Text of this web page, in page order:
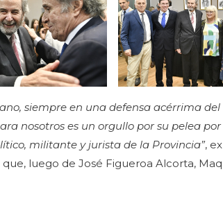
siempre en una defensa acérrima
nosotros es un orgullo por su pelea
militante y jurista de la Provincia”,
luego de José Figueroa Alcorta,